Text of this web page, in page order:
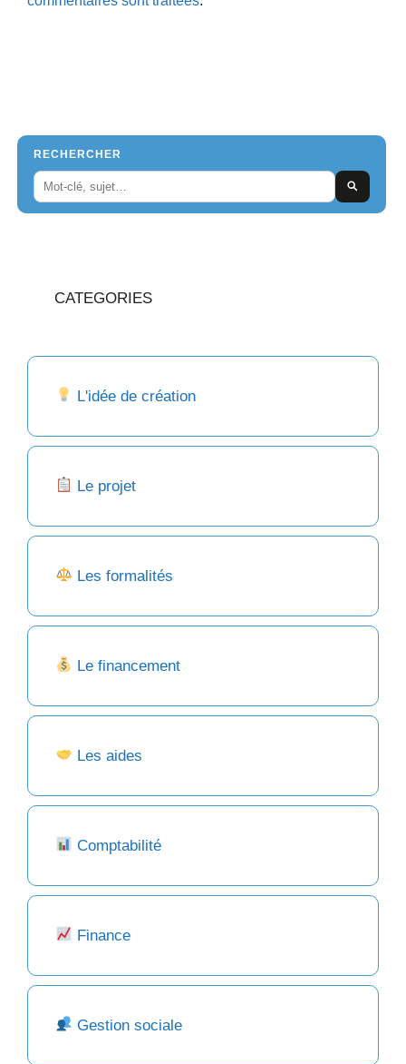
RECHERCHER
CATEGORIES
L'idée de création
Le projet
Les formalités
Le financement
Les aides
Comptabilité
Finance
Gestion sociale